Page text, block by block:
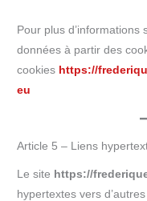
Pour plus
données à partir des
cookies https://
eu
Article 5 – Liens
Le site https://
hypertextes vers